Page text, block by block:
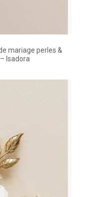
mariage perles &
Isadora